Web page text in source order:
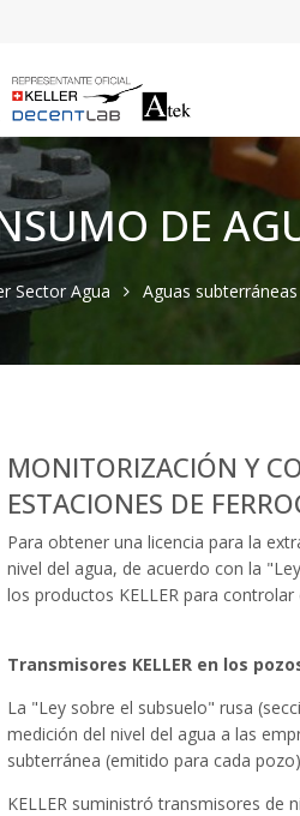
DE
Sector Agua Aguas subterráneas
MONITORIZACIÓN Y
ESTACIONES DE
Para obtener una licencia para la
nivel del agua, de acuerdo con la
los productos KELLER para
Transmisores KELLER en los
La "Ley sobre el subsuelo" rusa
medición del nivel del agua a las
subterránea (emitido para cada
KELLER suministró transmisores de